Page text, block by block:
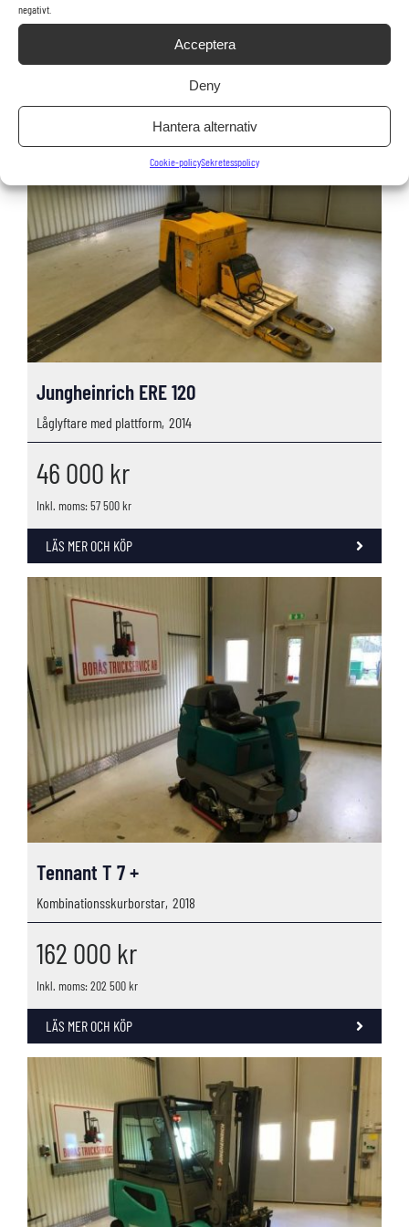
negativt.
Acceptera
Deny
Hantera alternativ
Cookie-policySekretesspolicy
Inkl. moms: 262 500 kr
LÄS MER OCH KÖP
Jungheinrich ERE 120
Låglyftare med plattform, 2014
46 000 kr
Inkl. moms: 57 500 kr
LÄS MER OCH KÖP
Tennant T 7 +
Kombinationsskurborstar, 2018
162 000 kr
Inkl. moms: 202 500 kr
LÄS MER OCH KÖP